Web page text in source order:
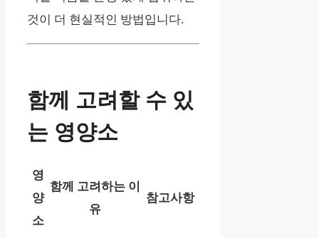
것이 더 현실적인 방법입니다.
함께 고려할 수 있
는 영양소
영
양
소
함께 고려하는 이
유
참고사항